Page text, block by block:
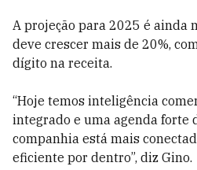
A projeção para 2025 é ainda
deve crescer mais de 20%,
dígito na receita.
“Hoje temos inteligência
integrado e uma agenda forte
companhia está mais
eficiente por dentro”, diz Gino.